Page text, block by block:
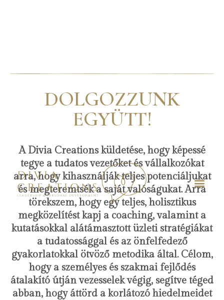
DOLGOZZUNK
EGYÜTT!
A Divia Creations küldetése, hogy képessé
tegye a tudatos vezetőket és vállalkozókat
arra, hogy kihasználják teljes potenciáljukat
és megteremtsék a saját valóságukat. Arra
törekszem, hogy egy teljes, holisztikus
megközelítést kapj a coaching, valamint a
kutatásokkal alátámasztott üzleti stratégiákat
a tudatossággal és az önfelfedező
gyakorlatokkal ötvöző metodika által. Célom,
hogy a személyes és szakmai fejlődés
átalakító útján vezesselek végig, segítve téged
abban, hogy áttörd a korlátozó hiedelmeidet